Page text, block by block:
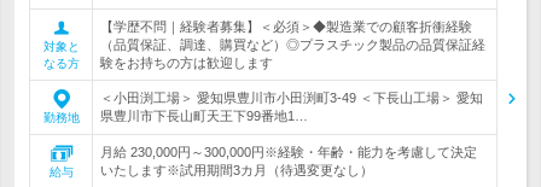
対象と
なる方
【学歴不問｜経験者募集】＜必須＞◆製造業での顧客折衝経験
（品質保証、調達、購買など）◎プラスチック製品の品質保証経
験をお持ちの方は歓迎します
勤務地
＜小田渕工場＞ 愛知県豊川市小田渕町3-49 ＜下長山工場＞ 愛知
県豊川市下長山町天王下99番地1…
給与
月給 230,000円～300,000円※経験・年齢・能力を考慮して決定
いたします※試用期間3カ月（待遇変更なし）